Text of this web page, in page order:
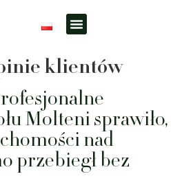
klientów
Molteni sprawiło,
nad
przebiegł bez